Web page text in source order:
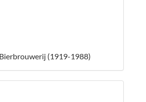
(1919-1988)